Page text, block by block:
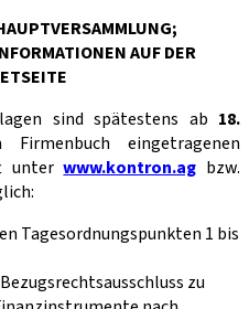
AUF DER
sind spätestens ab 18.
eingetragenen
unterwww.kontron.ag bzw.
Tagesordnungspunkten 1 bis
zu